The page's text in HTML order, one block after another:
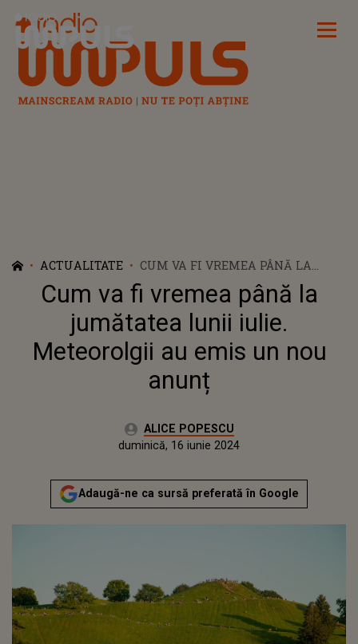
Radio Impuls
ACTUALITATE
CUM VA FI VREMEA PÂNĂ LA
JUMĂTATEA LUNII IULIE.
METEOROLGII AU EMIS UN NOU
ANUNȚ
Cum va fi vremea până la
jumătatea lunii iulie.
Meteorolgii au emis un nou
anunț
Autor:ALICE POPESCU
Actualizat:
duminică, 16 iunie 2024
Adaugă-ne ca sursă preferată în Google